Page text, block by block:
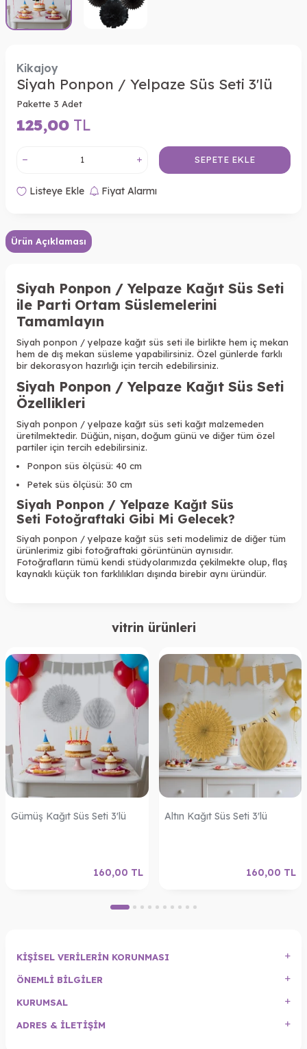
Kikajoy
Siyah Ponpon / Yelpaze Süs Seti 3'lü
Pakette 3 Adet
125,00 TL
SEPETE EKLE
Listeye Ekle Fiyat Alarmı
Ürün Açıklaması
Siyah Ponpon / Yelpaze Kağıt Süs Seti
ile Parti Ortam Süslemelerini
Tamamlayın
Siyah ponpon / yelpaze kağıt süs seti ile birlikte hem iç mekan
hem de dış mekan süsleme yapabilirsiniz. Özel günlerde farklı
bir dekorasyon hazırlığı için tercih edebilirsiniz.
Siyah Ponpon / Yelpaze Kağıt Süs Seti
Özellikleri
Siyah ponpon / yelpaze kağıt süs seti kağıt malzemeden
üretilmektedir. Düğün, nişan, doğum günü ve diğer tüm özel
partiler için tercih edebilirsiniz.
Ponpon süs ölçüsü: 40 cm
Petek süs ölçüsü: 30 cm
Siyah Ponpon / Yelpaze Kağıt Süs
Seti Fotoğraftaki Gibi Mi Gelecek?
Siyah ponpon / yelpaze kağıt süs seti modelimiz de diğer tüm
ürünlerimiz gibi fotoğraftaki görüntünün aynısıdır.
Fotoğrafların tümü kendi stüdyolarımızda çekilmekte olup, flaş
kaynaklı küçük ton farklılıkları dışında birebir aynı üründür.
vitrin ürünleri
Gümüş Kağıt Süs Seti 3'lü
160,00 TL
Altın Kağıt Süs Seti 3'lü
160,00 TL
KIŞISEL VERILERIN KORUNMASI
ÖNEMLI BILGILER
KURUMSAL
ADRES & İLETIŞIM